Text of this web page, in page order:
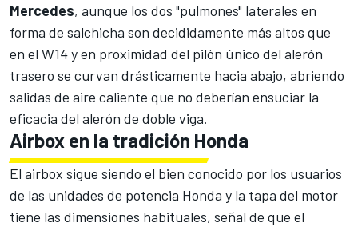
Mercedes, aunque los dos "pulmones" laterales en
forma de salchicha son decididamente más altos que
en el W14 y en proximidad del pilón único del alerón
trasero se curvan drásticamente hacia abajo, abriendo
salidas de aire caliente que no deberían ensuciar la
eficacia del alerón de doble viga.
Airbox en la tradición Honda
El airbox sigue siendo el bien conocido por los usuarios
de las unidades de potencia Honda y la tapa del motor
tiene las dimensiones habituales, señal de que el